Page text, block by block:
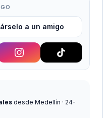
a un amigo
desde Medellín · 24-